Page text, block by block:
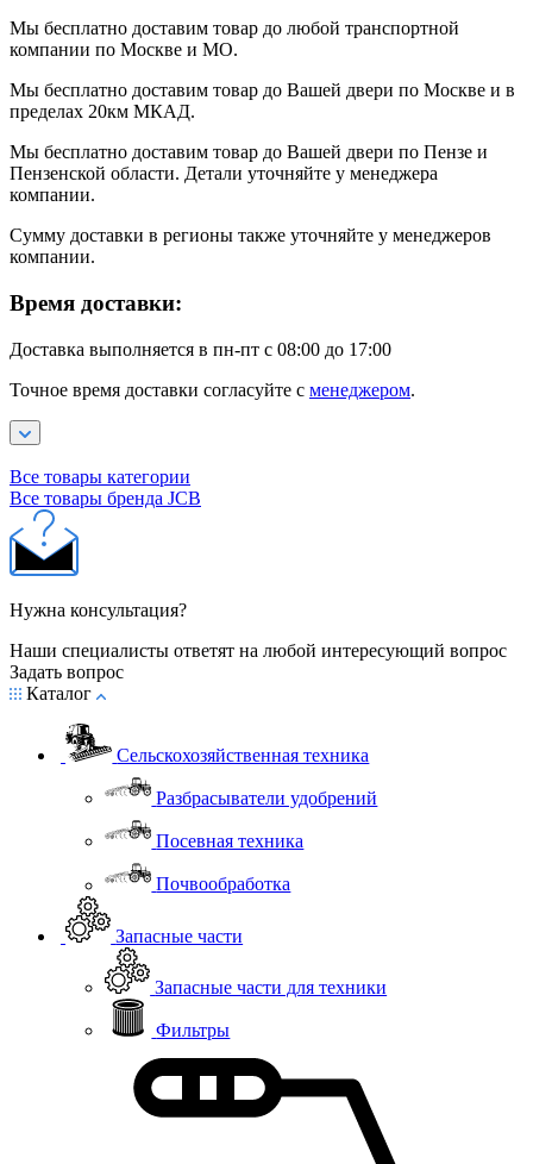
Мы бесплатно доставим товар до любой транспортной
компании по Москве и МО.
Мы бесплатно доставим товар до Вашей двери по Москве и в
пределах 20км МКАД.
Мы бесплатно доставим товар до Вашей двери по Пензе и
Пензенской области. Детали уточняйте у менеджера
компании.
Сумму доставки в регионы также уточняйте у менеджеров
компании.
Время доставки:
Доставка выполняется в пн-пт с 08:00 до 17:00
Точное время доставки согласуйте с менеджером.
Все товары категории
Все товары бренда JCB
Нужна консультация?
Наши специалисты ответят на любой интересующий вопрос
Задать вопрос
Каталог
Сельскохозяйственная техника
Разбрасыватели удобрений
Посевная техника
Почвообработка
Запасные части
Запасные части для техники
Фильтры